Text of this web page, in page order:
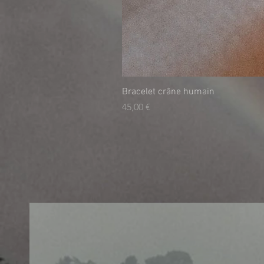
Bracelet crâne humain
Prix
45,00 €